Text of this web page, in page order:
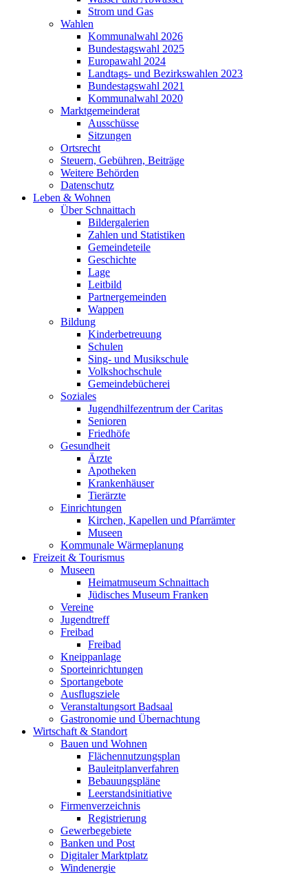
Strom und Gas
Wahlen
Kommunalwahl 2026
Bundestagswahl 2025
Europawahl 2024
Landtags- und Bezirkswahlen 2023
Bundestagswahl 2021
Kommunalwahl 2020
Marktgemeinderat
Ausschüsse
Sitzungen
Ortsrecht
Steuern, Gebühren, Beiträge
Weitere Behörden
Datenschutz
Leben & Wohnen
Über Schnaittach
Bildergalerien
Zahlen und Statistiken
Gemeindeteile
Geschichte
Lage
Leitbild
Partnergemeinden
Wappen
Bildung
Kinderbetreuung
Schulen
Sing- und Musikschule
Volkshochschule
Gemeindebücherei
Soziales
Jugendhilfezentrum der Caritas
Senioren
Friedhöfe
Gesundheit
Ärzte
Apotheken
Krankenhäuser
Tierärzte
Einrichtungen
Kirchen, Kapellen und Pfarrämter
Museen
Kommunale Wärmeplanung
Freizeit & Tourismus
Museen
Heimatmuseum Schnaittach
Jüdisches Museum Franken
Vereine
Jugendtreff
Freibad
Freibad
Kneippanlage
Sporteinrichtungen
Sportangebote
Ausflugsziele
Veranstaltungsort Badsaal
Gastronomie und Übernachtung
Wirtschaft & Standort
Bauen und Wohnen
Flächennutzungsplan
Bauleitplanverfahren
Bebauungspläne
Leerstandsinitiative
Firmenverzeichnis
Registrierung
Gewerbegebiete
Banken und Post
Digitaler Marktplatz
Windenergie